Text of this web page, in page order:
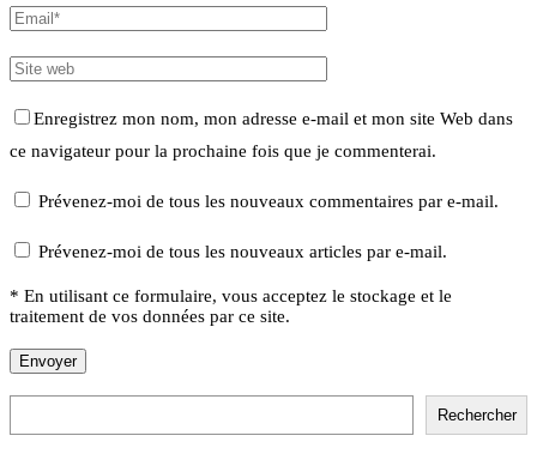
Enregistrez mon nom, mon adresse e-mail et mon site Web dans
ce navigateur pour la prochaine fois que je commenterai.
Prévenez-moi de tous les nouveaux commentaires par e-mail.
Prévenez-moi de tous les nouveaux articles par e-mail.
* En utilisant ce formulaire, vous acceptez le stockage et le
traitement de vos données par ce site.
Rechercher